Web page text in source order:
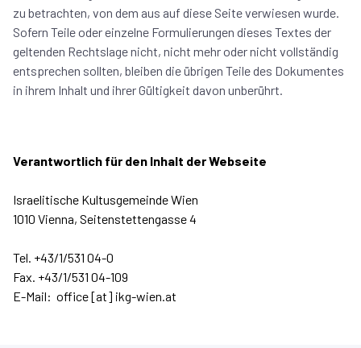
zu betrachten, von dem aus auf diese Seite verwiesen wurde.
Sofern Teile oder einzelne Formulierungen dieses Textes der
geltenden Rechtslage nicht, nicht mehr oder nicht vollständig
entsprechen sollten, bleiben die übrigen Teile des Dokumentes
in ihrem Inhalt und ihrer Gültigkeit davon unberührt.
Verantwortlich für den Inhalt der Webseite
Israelitische Kultusgemeinde Wien
1010 Vienna, Seitenstettengasse 4
Tel. +43/1/531 04-0
Fax. +43/1/531 04-109
E-Mail: office [at] ikg-wien.at